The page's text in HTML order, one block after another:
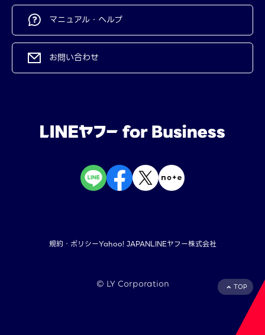
マニュアル・ヘルプ
お問い合わせ
TOP
規約・ポリシーYahoo! JAPANLINEヤフー株式会社
©︎ LY Corporation